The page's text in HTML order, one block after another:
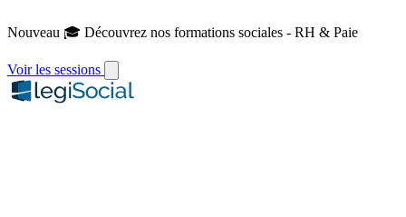
Nouveau 🎓 Découvrez nos formations sociales - RH & Paie
Voir les sessions